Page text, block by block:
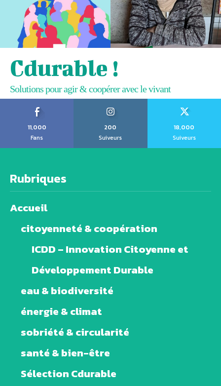
Cdurable !
Solutions pour agir & coopérer avec le vivant
11,000
Fans
200
Suiveurs
18,000
Suiveurs
Rubriques
Accueil
citoyenneté & coopération
ICDD – Innovation Citoyenne et
Développement Durable
eau & biodiversité
énergie & climat
sobriété & circularité
santé & bien-être
Sélection Cdurable